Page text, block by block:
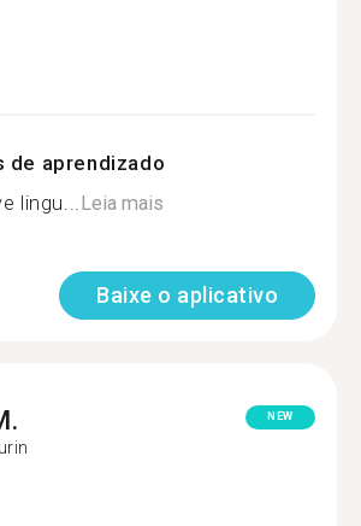
de aprendizado
lingu...Leia mais
Baixe o aplicativo
NEW